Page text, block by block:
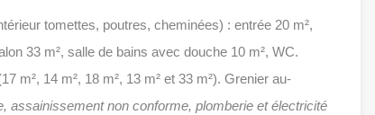
tomettes, poutres, cheminées) : entrée 20 m²,
33 m², salle de bains avec douche 10 m², WC.
m², 14 m², 18 m², 13 m² et 33 m²). Grenier au-
assainissement non conforme, plomberie et électricité